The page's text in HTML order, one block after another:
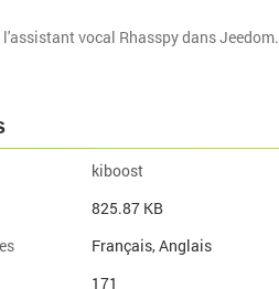
vocal Rhasspy dans Jeedom.
kiboost
825.87 KB
Français, Anglais
171